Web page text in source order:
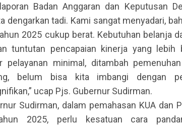
Badan Anggaran dan Keputusan
dengarkan tadi. Kami sangat menyadari,
2025 cukup berat. Kebutuhan belanja
tuntutan pencapaian kinerja yang lebih
pelayanan minimal, ditambah
belum bisa kita imbangi dengan
ucap Pjs. Gubernur Sudirman.
Sudirman, dalam pemahasan KUA dan
2025, perlu kesatuan cara